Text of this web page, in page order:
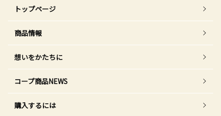
トップページ
商品情報
想いをかたちに
コープ商品NEWS
購入するには